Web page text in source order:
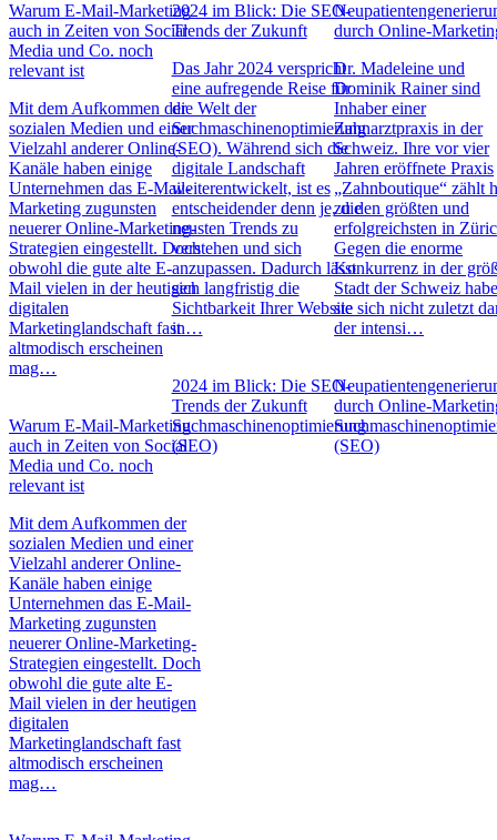
Warum E-Mail-Marketing
auch in Zeiten von Social
Media und Co. noch
relevant ist
Mit dem Aufkommen der
sozialen Medien und einer
Vielzahl anderer Online-
Kanäle haben einige
Unternehmen das E-Mail-
Marketing zugunsten
neuerer Online-Marketing-
Strategien eingestellt. Doch
obwohl die gute alte E-
Mail vielen in der heutigen
digitalen
Marketinglandschaft fast
altmodisch erscheinen
mag…
Warum E-Mail-Marketing
auch in Zeiten von Social
Media und Co. noch
relevant ist
Mit dem Aufkommen der
sozialen Medien und einer
Vielzahl anderer Online-
Kanäle haben einige
Unternehmen das E-Mail-
Marketing zugunsten
neuerer Online-Marketing-
Strategien eingestellt. Doch
obwohl die gute alte E-
Mail vielen in der heutigen
digitalen
Marketinglandschaft fast
altmodisch erscheinen
mag…
2024 im Blick: Die SEO-
Trends der Zukunft
Das Jahr 2024 verspricht
eine aufregende Reise für
die Welt der
Suchmaschinenoptimierung
(SEO). Während sich die
digitale Landschaft
weiterentwickelt, ist es
entscheidender denn je, die
neusten Trends zu
verstehen und sich
anzupassen. Dadurch lässt
sich langfristig die
Sichtbarkeit Ihrer Website
in…
2024 im Blick: Die SEO-
Trends der Zukunft
Suchmaschinenoptimierung
(SEO)
durch Online-
Dr. Madeleine und
Dominik Rainer sind
Inhaber einer
Zahnarztpraxis in der
Schweiz. Ihre vor vier
Jahren eröffnete Praxis
„Zahnboutique“ zählt
zu den größten und
erfolgreichsten in
Gegen die enorme
Konkurrenz in der
Stadt der Schweiz
sie sich nicht zuletzt
der intensi…
durch Online-
(SEO)